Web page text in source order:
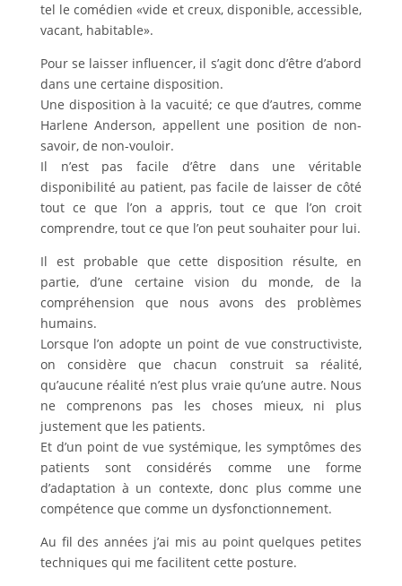
tel le comédien «vide et creux, disponible, accessible,
vacant, habitable».
Pour se laisser influencer, il s’agit donc d’être d’abord
dans une certaine disposition.
Une disposition à la vacuité; ce que d’autres, comme
Harlene Anderson, appellent une position de non-
savoir, de non-vouloir.
Il n’est pas facile d’être dans une véritable
disponibilité au patient, pas facile de laisser de côté
tout ce que l’on a appris, tout ce que l’on croit
comprendre, tout ce que l’on peut souhaiter pour lui.
Il est probable que cette disposition résulte, en
partie, d’une certaine vision du monde, de la
compréhension que nous avons des problèmes
humains.
Lorsque l’on adopte un point de vue constructiviste,
on considère que chacun construit sa réalité,
qu’aucune réalité n’est plus vraie qu’une autre. Nous
ne comprenons pas les choses mieux, ni plus
justement que les patients.
Et d’un point de vue systémique, les symptômes des
patients sont considérés comme une forme
d’adaptation à un contexte, donc plus comme une
compétence que comme un dysfonctionnement.
Au fil des années j’ai mis au point quelques petites
techniques qui me facilitent cette posture.